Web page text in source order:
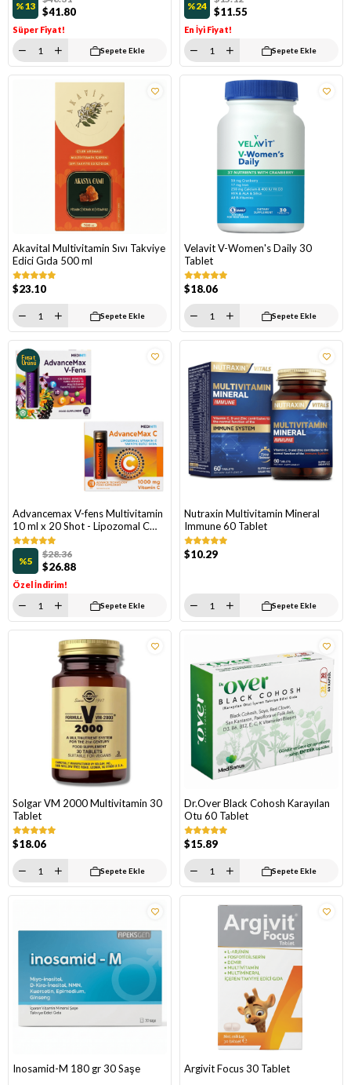
%13 $41.80
Süper Fiyat!
Sepete Ekle
%24 $11.55
En İyi Fiyat!
Sepete Ekle
Akavital Multivitamin Sıvı Takviye
Edici Gıda 500 ml
$23.10
Sepete Ekle
Velavit V-Women's Daily 30
Tablet
$18.06
Sepete Ekle
Advancemax V-fens Multivitamin
10 ml x 20 Shot - Lipozomal C
Vitamini 10 ml x 20 Shot
%5 $26.88
$28.36
Özel İndirim!
Fırsat
Ürünü
Sepete Ekle
Nutraxin Multivitamin Mineral
Immune 60 Tablet
$10.29
Sepete Ekle
Solgar VM 2000 Multivitamin 30
Tablet
$18.06
Sepete Ekle
Dr.Over Black Cohosh Karayılan
Otu 60 Tablet
$15.89
Sepete Ekle
Inosamid-M 180 gr 30 Saşe Argivit Focus 30 Tablet